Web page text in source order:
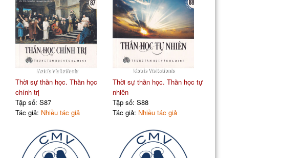
Thời sự thần học. Thần học
chính trị
Tập số: S87
Tác giả: Nhiều tác giả
Thời sự thần học. Thần học tự
nhiên
Tập số: S88
Tác giả: Nhiều tác giả